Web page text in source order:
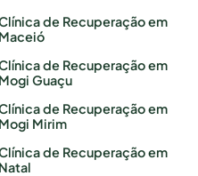
de Recuperação em
Maceió
de Recuperação em
Mogi Guaçu
de Recuperação em
Mogi Mirim
de Recuperação em
Natal